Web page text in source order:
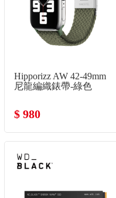
Hipporizz AW 42-49mm
尼龍編織錶帶-綠色
$ 980